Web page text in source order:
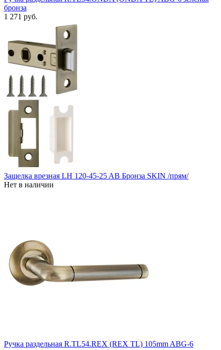
бронза
1 271 руб.
Защелка врезная LH 120-45-25 AB Бронза SKIN /прям/
Нет в наличии
Ручка раздельная R.TL54.REX (REX TL) 105mm ABG-6